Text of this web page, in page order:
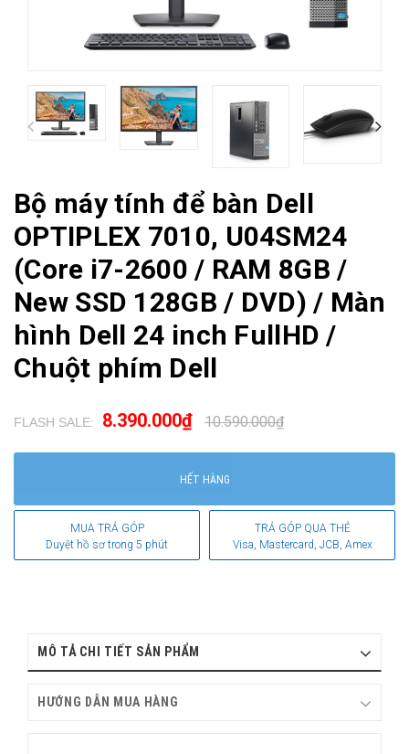
Bộ máy tính để bàn Dell
OPTIPLEX 7010, U04SM24
(Core i7-2600 / RAM 8GB /
New SSD 128GB / DVD) / Màn
hình Dell 24 inch FullHD /
Chuột phím Dell
FLASH SALE: 8.390.000₫ 10.590.000₫
HẾT HÀNG
MUA TRẢ GÓP
Duyệt hồ sơ trong 5 phút
TRẢ GÓP QUA THẺ
Visa, Mastercard, JCB, Amex
MÔ TẢ CHI TIẾT SẢN PHẨM
HƯỚNG DẪN MUA HÀNG